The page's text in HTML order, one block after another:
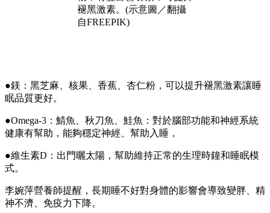
褪黑激素。(示意圖／翻攝
自FREEPIK)
●鎂：黑芝麻、核果、香蕉、杏仁粉，可以提升褪黑激素讓睡
眠品質更好。
●Omega-3：鯖魚、秋刀魚、鮭魚：對於腦部功能和神經系統
健康有幫助，能夠穩定神經、幫助入睡，
●維生素D：出門曬太陽，幫助維持正常的生理時鐘和睡眠模
式。
李婉萍營養師提醒，長期睡不好對身體的影響會導致變胖、精
神不濟、免疫力下降。